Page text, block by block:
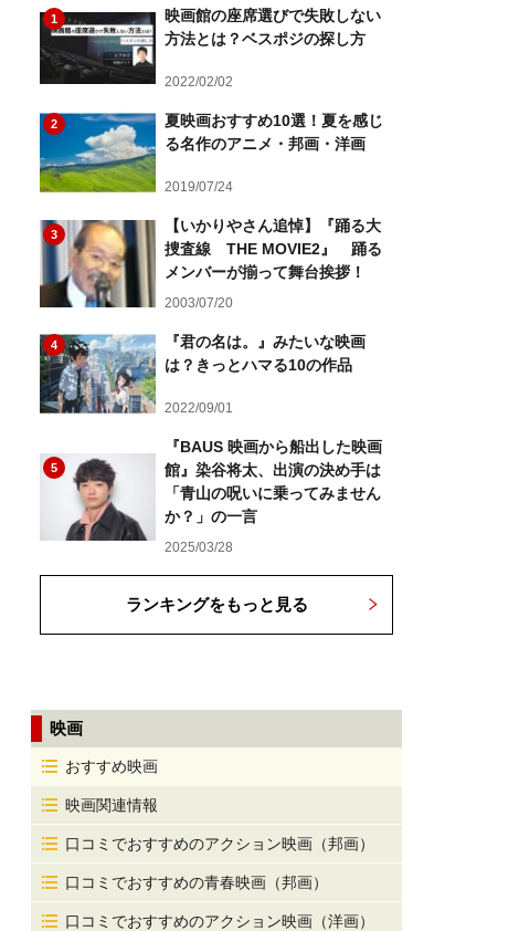
1
映画館の座席選びで失敗しない
方法とは？ベスポジの探し方
2022/02/02
2
夏映画おすすめ10選！夏を感じ
る名作のアニメ・邦画・洋画
2019/07/24
3
【いかりやさん追悼】『踊る大
捜査線 THE MOVIE2』 踊る
メンバーが揃って舞台挨拶！
2003/07/20
4
『君の名は。』みたいな映画
は？きっとハマる10の作品
2022/09/01
5
『BAUS 映画から船出した映画
館』染谷将太、出演の決め手は
「青山の呪いに乗ってみません
か？」の一言
2025/03/28
ランキングをもっと見る
映画
おすすめ映画
映画関連情報
口コミでおすすめのアクション映画（邦画）
口コミでおすすめの青春映画（邦画）
口コミでおすすめのアクション映画（洋画）